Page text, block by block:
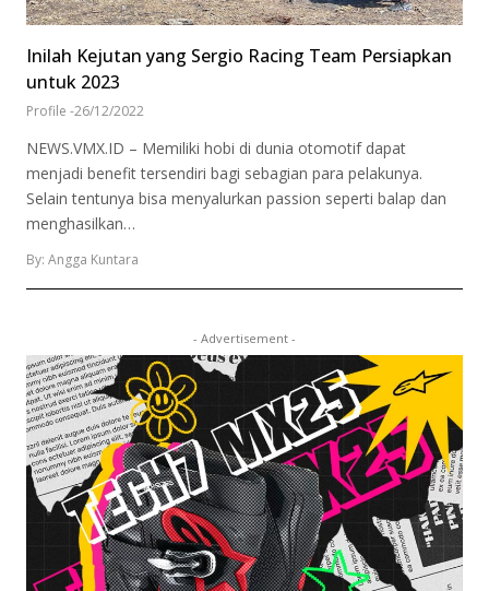
Inilah Kejutan yang Sergio Racing Team Persiapkan
untuk 2023
Profile -26/12/2022
NEWS.VMX.ID – Memiliki hobi di dunia otomotif dapat
menjadi benefit tersendiri bagi sebagian para pelakunya.
Selain tentunya bisa menyalurkan passion seperti balap dan
menghasilkan…
By: Angga Kuntara
- Advertisement -